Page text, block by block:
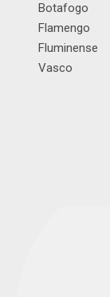
Botafogo
Flamengo
Fluminense
Vasco